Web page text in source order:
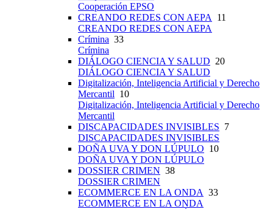
Cooperación EPSO
CREANDO REDES CON AEPA
11
CREANDO REDES CON AEPA
Crímina 33
Crímina
DIÁLOGO CIENCIA Y SALUD 20
DIÁLOGO CIENCIA Y SALUD
Digitalización, Inteligencia Artificial y Derecho
Mercantil 10
Digitalización, Inteligencia Artificial y Derecho
Mercantil
DISCAPACIDADES INVISIBLES 7
DISCAPACIDADES INVISIBLES
DOÑA UVA Y DON LÚPULO 10
DOÑA UVA Y DON LÚPULO
DOSSIER CRIMEN 38
DOSSIER CRIMEN
ECOMMERCE EN LA ONDA 33
ECOMMERCE EN LA ONDA